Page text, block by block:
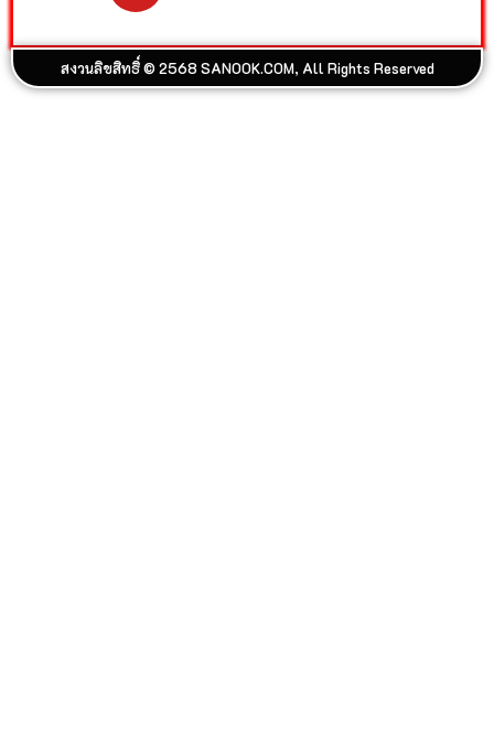
สงวนลิขสิทธิ์ © 2568 SANOOK.COM, All Rights Reserved